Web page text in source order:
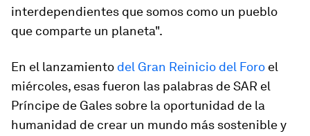
interdependientes que somos como un pueblo
que comparte un planeta".
En el lanzamiento del Gran Reinicio del Foro el
miércoles, esas fueron las palabras de SAR el
Príncipe de Gales sobre la oportunidad de la
humanidad de crear un mundo más sostenible y